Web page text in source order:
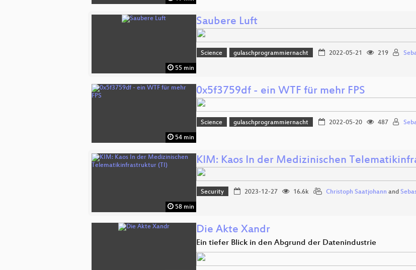
55 min
Saubere Luft
Science gulaschprogrammiernacht 2022-05-21 219
54 min
0x5f3759df - ein WTF für mehr FPS
Science gulaschprogrammiernacht 2022-05-20 487
58 min
KIM: Kaos In der Medizinischen
Security 2023-12-27 16.6k Christoph Saatjohann and
Die Akte Xandr
Ein tiefer Blick in den Abgrund der Datenindustrie